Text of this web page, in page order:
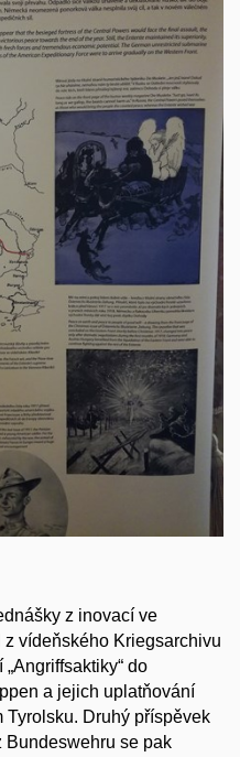
z inovací ve
vídeňského Kriegsarchivu
do
a jejich uplatňování
Tyrolsku. Druhý příspěvek
Bundeswehru se pak